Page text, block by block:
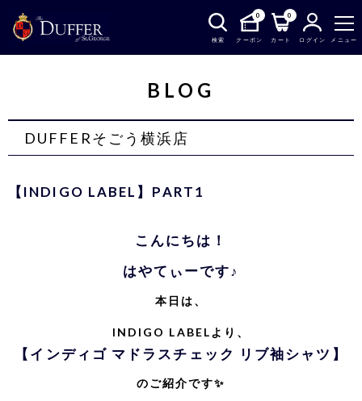
検索
0
クーポン
0
カート ログイン メニュー
BLOG
DUFFERそごう横浜店
【INDIGO LABEL】PART1
こんにちは！
はやてぃーです♪
本日は、
INDIGO LABELより、
【インディゴ マドラスチェック リブ袖シャツ】
のご紹介です✨